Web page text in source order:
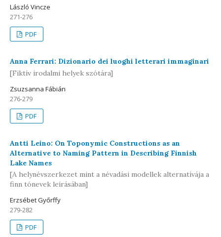
László Vincze
271-276
PDF
Anna Ferrari: Dizionario dei luoghi letterari immaginari
[Fiktív irodalmi helyek szótára]
Zsuzsanna Fábián
276-279
PDF
Antti Leino: On Toponymic Constructions as an
Alternative to Naming Pattern in Describing Finnish
Lake Names
[A helynévszerkezet mint a névadási modellek alternatívája a
finn tónevek leírásában]
Erzsébet Győrffy
279-282
PDF